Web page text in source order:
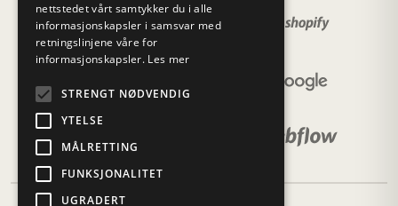
nettstedet vårt samtykker du i alle
informasjonskapsler i samsvar med
retningslinjene våre for
informasjonskapsler. Les mer
STRENGT NØDVENDIG
YTELSE
MÅLRETTING
FUNKSJONALITET
UGRADERT